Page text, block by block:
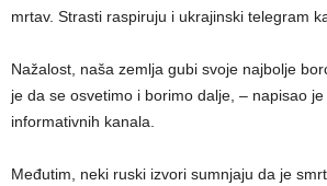
mrtav. Strasti raspiruju i ukrajinski telegram
Nažalost, naša zemlja gubi svoje najbolje
je da se osvetimo i borimo dalje, – napisao
informativnih kanala.
Međutim, neki ruski izvori sumnjaju da je